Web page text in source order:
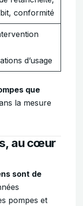
conformité
d’usage
que
la mesure
au cœur
sont de
pompes et